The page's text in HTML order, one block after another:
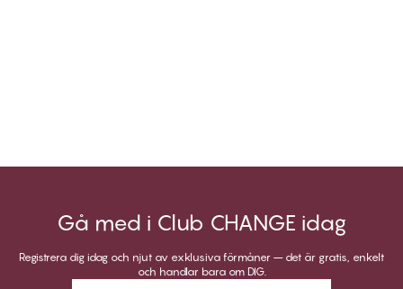
Gå med i Club CHANGE idag
Registrera dig idag och njut av exklusiva förmåner – det är gratis, enkelt
och handlar bara om DIG.